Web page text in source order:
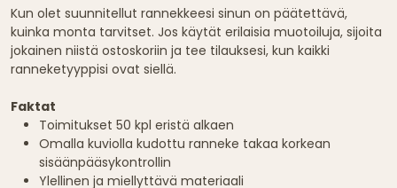
Kun olet suunnitellut rannekkeesi sinun on päätettävä,
kuinka monta tarvitset. Jos käytät erilaisia muotoiluja, sijoita
jokainen niistä ostoskoriin ja tee tilauksesi, kun kaikki
ranneketyyppisi ovat siellä.
Faktat
Toimitukset 50 kpl eristä alkaen
Omalla kuviolla kudottu ranneke takaa korkean
sisäänpääsykontrollin
Ylellinen ja miellyttävä materiaali